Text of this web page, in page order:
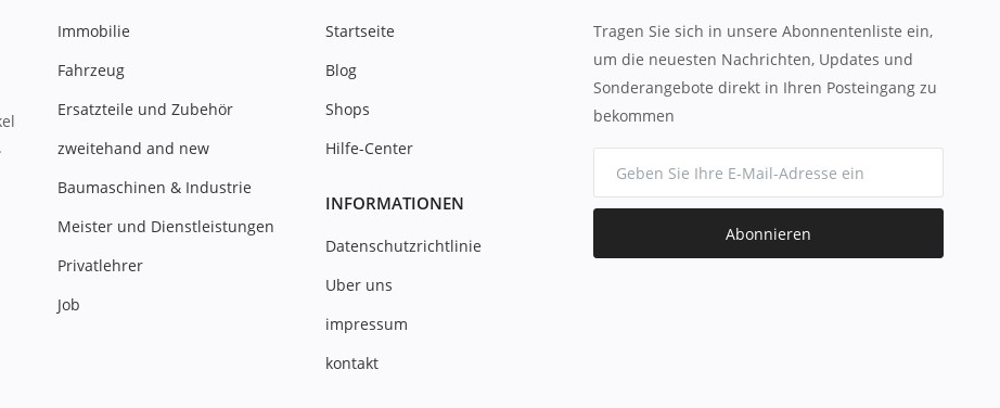
Immobilie
Fahrzeug
Ersatzteile und Zubehör
zweitehand and new
Baumaschinen & Industrie
Meister und Dienstleistungen
Privatlehrer
Job
Startseite
Blog
Shops
Hilfe-Center
INFORMATIONEN
Datenschutzrichtlinie
Uber uns
impressum
kontakt
Tragen Sie sich in unsere Abonnentenliste ein,
um die neuesten Nachrichten, Updates und
Sonderangebote direkt in Ihren Posteingang zu
bekommen
Abonnieren